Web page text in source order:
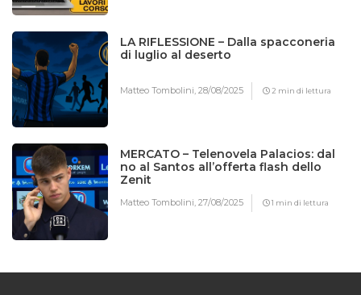
LA RIFLESSIONE – Dalla spacconeria
di luglio al deserto
Matteo Tombolini,28/08/2025 2 min di lettura
MERCATO – Telenovela Palacios: dal
no al Santos all’offerta flash dello
Zenit
Matteo Tombolini,27/08/2025 1 min di lettura